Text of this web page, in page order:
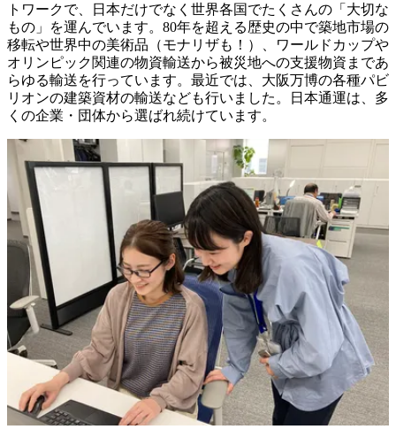
トワークで、日本だけでなく世界各国でたくさんの「大切な
もの」を運んでいます。80年を超える歴史の中で築地市場の
移転や世界中の美術品（モナリザも！）、ワールドカップや
オリンピック関連の物資輸送から被災地への支援物資まであ
らゆる輸送を行っています。最近では、大阪万博の各種パビ
リオンの建築資材の輸送なども行いました。日本通運は、多
くの企業・団体から選ばれ続けています。